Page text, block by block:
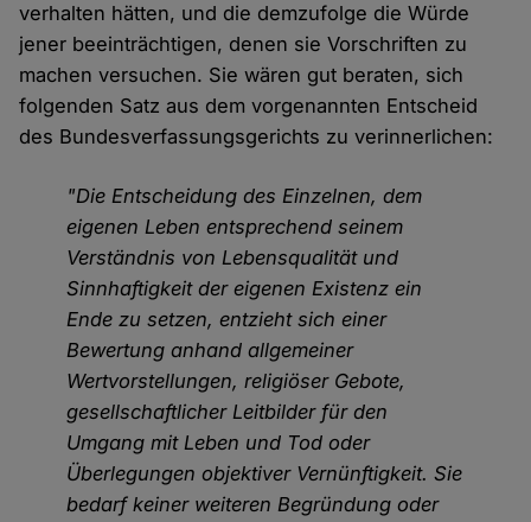
verhalten hätten, und die demzufolge die Würde
jener beeinträchtigen, denen sie Vorschriften zu
machen versuchen. Sie wären gut beraten, sich
folgenden Satz aus dem vorgenannten Entscheid
des Bundesverfassungsgerichts zu verinnerlichen:
"Die Entscheidung des Einzelnen, dem
eigenen Leben entsprechend seinem
Verständnis von Lebensqualität und
Sinnhaftigkeit der eigenen Existenz ein
Ende zu setzen, entzieht sich einer
Bewertung anhand allgemeiner
Wertvorstellungen, religiöser Gebote,
gesellschaftlicher Leitbilder für den
Umgang mit Leben und Tod oder
Überlegungen objektiver Vernünftigkeit. Sie
bedarf keiner weiteren Begründung oder